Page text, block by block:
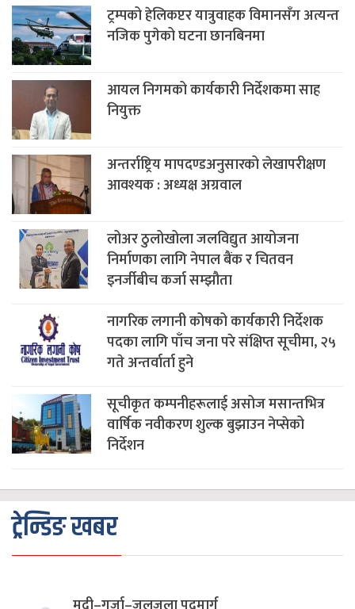
ट्रम्पको हेलिकप्टर यात्रुवाहक विमानसँग अत्यन्त
नजिक पुगेको घटना छानबिनमा
आयल निगमको कार्यकारी निर्देशकमा साह
नियुक्त
अन्तर्राष्ट्रिय मापदण्डअनुसारको लेखापरीक्षण
आवश्यक : अध्यक्ष अग्रवाल
लोअर ठुलोखोला जलविद्युत आयोजना
निर्माणका लागि नेपाल बैंक र चितवन
इनर्जीबीच कर्जा सम्झौता
नागरिक लगानी कोषको कार्यकारी निर्देशक
पदका लागि पाँच जना परे संक्षिप्त सूचीमा, २५
गते अन्तर्वार्ता हुने
सूचीकृत कम्पनीहरूलाई असोज मसान्तभित्र
वार्षिक नवीकरण शुल्क बुझाउन नेप्सेको
निर्देशन
ट्रेन्डिङ खबर